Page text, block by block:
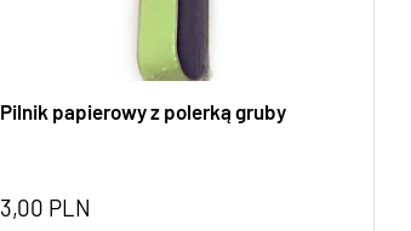
Pilnik papierowy z polerką gruby
3,00 PLN